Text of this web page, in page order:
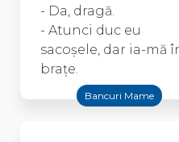
- Da, dragă.
- Atunci duc eu
sacoşele, dar ia-mă
braţe.
Bancuri Mame